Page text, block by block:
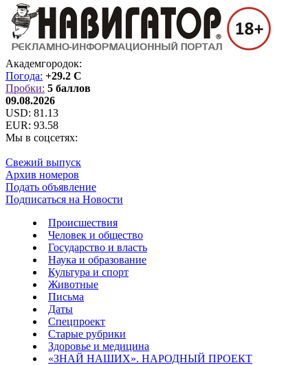
Академгородок:
Погода: +29.2 C
Пробки: 5 баллов
09.08.2026
USD: 81.13
EUR: 93.58
Мы в соцсетях:
Свежий выпуск
Архив номеров
Подать объявление
Подписаться на Новости
Происшествия
Человек и общество
Государство и власть
Наука и образование
Культура и спорт
Животные
Письма
Даты
Спецпроект
Старые рубрики
Здоровье и медицина
«ЗНАЙ НАШИХ». НАРОДНЫЙ ПРОЕКТ